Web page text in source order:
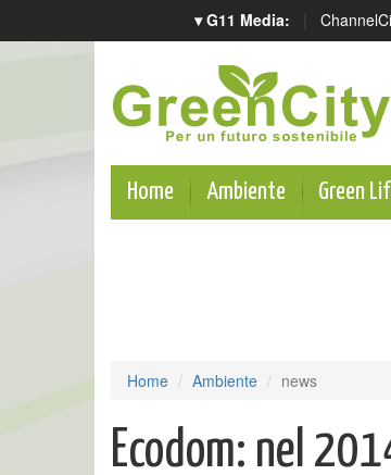
▾ G11 Media: |
Home Ambiente Green
Home Ambiente news
Ecodom: nel